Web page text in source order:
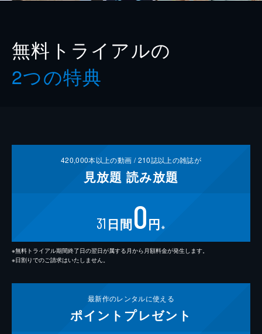
無料トライアルの
2つの特典
420,000本以上の動画 /210誌以上の雑誌が
見放題 読み放題
31 日間0円 ※
※無料トライアル期間終了日の翌日が属する月から月額料金が発生します。
※日割りでのご請求はいたしません。
最新作のレンタルに使える
ポイント プレゼント